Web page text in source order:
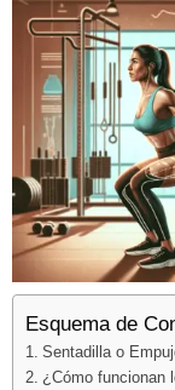
Esquema de
Sentadilla o
¿Cómo funcionan